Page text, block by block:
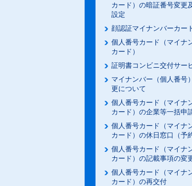
カード）の暗証番号変更
設定
顔認証マイナンバーカー
個人番号カード（マイナ
カード）
証明書コンビニ交付サー
マイナンバー（個人番号
更について
個人番号カード（マイナ
カード）の企業等一括申
個人番号カード（マイナ
カード）の休日窓口（予
個人番号カード（マイナ
カード）の記載事項の変
個人番号カード（マイナ
カード）の再交付